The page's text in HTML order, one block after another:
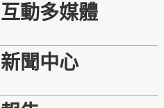
互動多媒體
新聞中心